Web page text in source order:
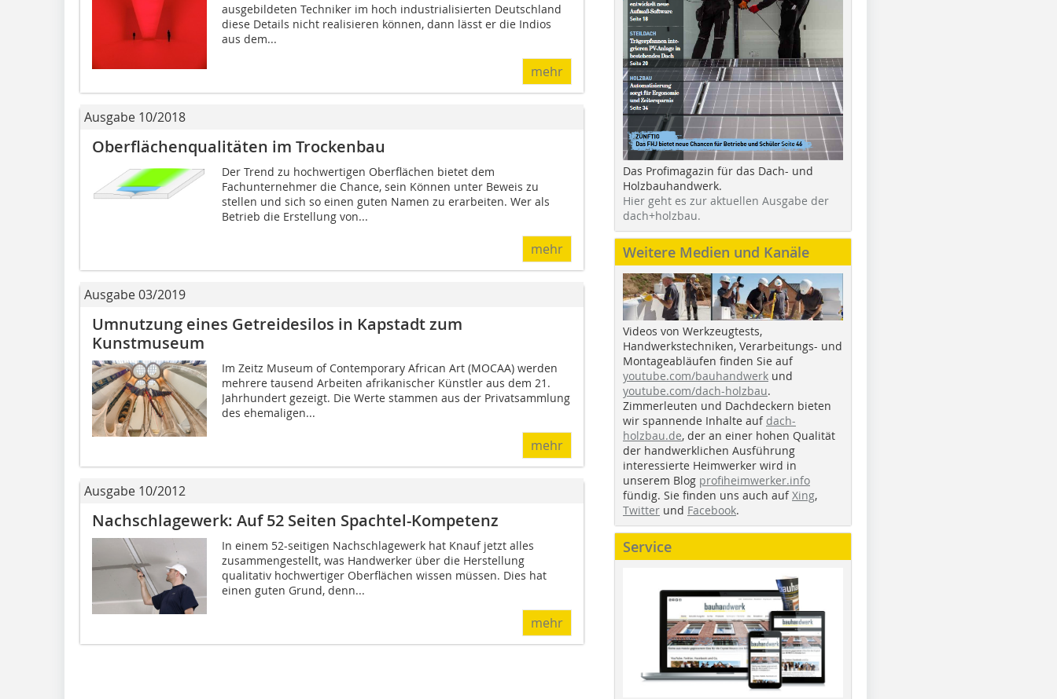
ausgebildeten Techniker im hoch industrialisierten Deutschland
diese Details nicht realisieren können, dann lässt er die Indios
aus dem...
mehr
Ausgabe 10/2018
Oberflächenqualitäten im Trockenbau
Der Trend zu hochwertigen Oberflächen bietet dem
Fachunternehmer die Chance, sein Können unter Beweis zu
stellen und sich so einen guten Namen zu erarbeiten. Wer als
Betrieb die Erstellung von...
mehr
Ausgabe 03/2019
Umnutzung eines Getreidesilos in Kapstadt zum
Kunstmuseum
Im Zeitz Museum of Contemporary African Art (MOCAA) werden
mehrere tausend Arbeiten afrikanischer Künstler aus dem 21.
Jahrhundert gezeigt. Die Werte stammen aus der Privatsammlung
des ehemaligen...
mehr
Ausgabe 10/2012
Nachschlagewerk: Auf 52 Seiten Spachtel-Kompetenz
In einem 52-seitigen Nachschlagewerk hat Knauf jetzt alles
zusammengestellt, was Handwerker über die Herstellung
qualitativ hochwertiger Oberflächen wissen müssen. Dies hat
einen guten Grund, denn...
mehr
Das Profimagazin für das Dach- und
Holzbauhandwerk.
Hier geht es zur aktuellen Ausgabe der
dach+holzbau.
Weitere Medien und Kanäle
Videos von Werkzeugtests,
Handwerkstechniken, Verarbeitungs- und
Montageabläufen finden Sie auf
youtube.com/bauhandwerk und
youtube.com/dach-holzbau.
Zimmerleuten und Dachdeckern bieten
wir spannende Inhalte auf dach-
holzbau.de, der an einer hohen Qualität
der handwerklichen Ausführung
interessierte Heimwerker wird in
unserem Blog profiheimwerker.info
fündig. Sie finden uns auch aufXing,
Twitter und Facebook.
Service